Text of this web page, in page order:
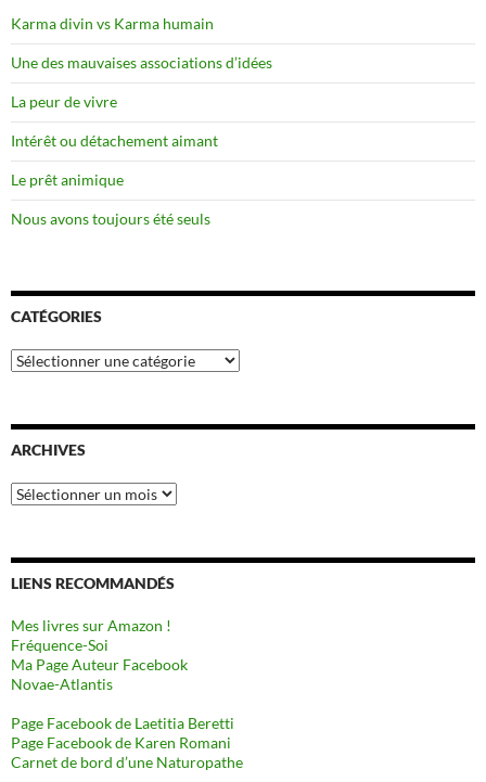
Karma divin vs Karma humain
Une des mauvaises associations d’idées
La peur de vivre
Intérêt ou détachement aimant
Le prêt animique
Nous avons toujours été seuls
CATÉGORIES
Catégories
ARCHIVES
Archives
LIENS RECOMMANDÉS
Mes livres sur Amazon !
Fréquence-Soi
Ma Page Auteur Facebook
Novae-Atlantis
Page Facebook de Laetitia Beretti
Page Facebook de Karen Romani
Carnet de bord d’une Naturopathe